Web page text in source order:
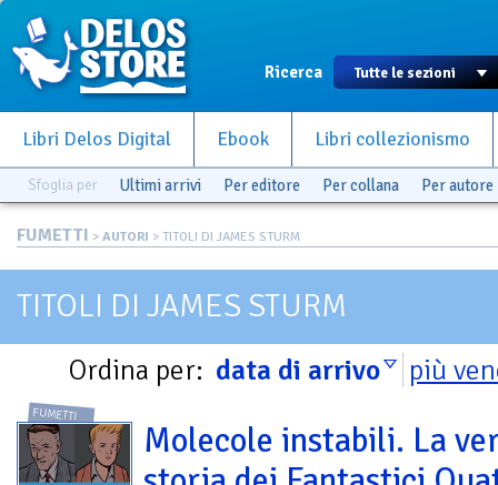
Ricerca
Libri Delos Digital Ebook Libri collezionismo
Sfoglia per Ultimi arrivi Per editore Per collana Per autore
FUMETTI > AUTORI > TITOLI DI JAMES STURM
TITOLI DI JAMES STURM
Ordina per: data di arrivo più
FUMETTI
Molecole instabili. La